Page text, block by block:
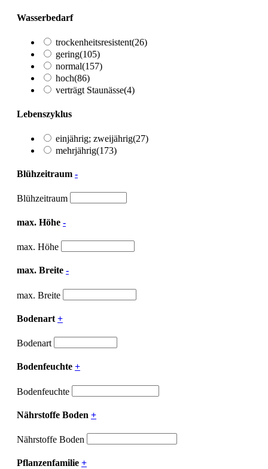
Wasserbedarf
trockenheitsresistent(26)
gering(105)
normal(157)
hoch(86)
verträgt Staunässe(4)
Lebenszyklus
einjährig; zweijährig(27)
mehrjährig(173)
Blühzeitraum -
Blühzeitraum
max. Höhe -
max. Höhe
max. Breite -
max. Breite
Bodenart +
Bodenart
Bodenfeuchte +
Bodenfeuchte
Nährstoffe Boden +
Nährstoffe Boden
Pflanzenfamilie +